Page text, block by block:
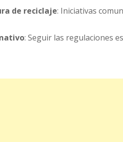
de reciclaje: Iniciativas
: Seguir las regulaciones